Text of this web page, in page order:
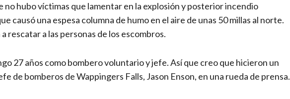
no hubo víctimas que lamentar en la explosión y posterior incendio
causó una espesa columna de humo en el aire de unas 50 millas al norte.
rescatar a las personas de los escombros.
27 años como bombero voluntario y jefe. Así que creo que hicieron un
de bomberos de Wappingers Falls, Jason Enson, en una rueda de prensa.